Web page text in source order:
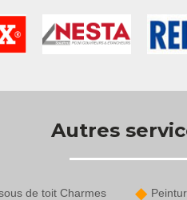
Autres
de toit Charmes